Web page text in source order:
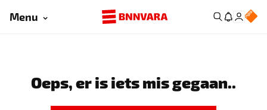
Menu
Oeps, er is iets mis gegaan..